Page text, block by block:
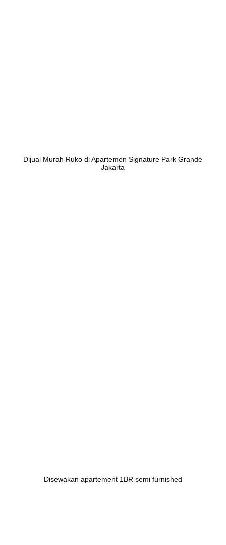
Dijual Murah Ruko di Apartemen Signature Park Grande
Jakarta
Disewakan apartement 1BR semi furnished